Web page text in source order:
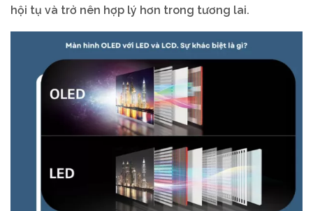
hội tụ và trở nên hợp lý hơn trong tương lai.